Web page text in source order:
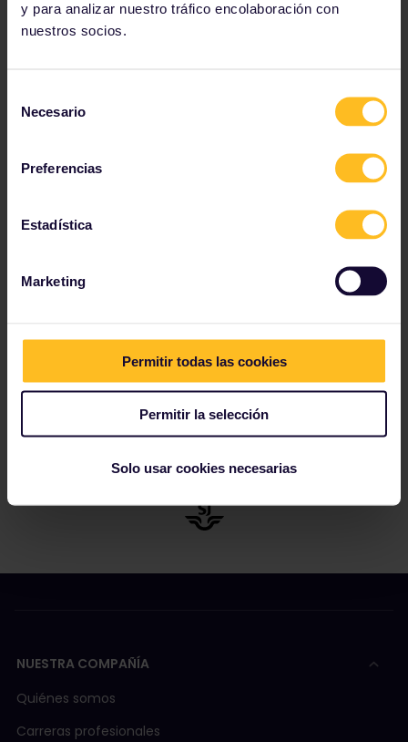
y para analizar nuestro tráfico encolaboración con
nuestros socios.
Necesario
Preferencias
Estadística
Marketing
Permitir todas las cookies
Permitir la selección
Solo usar cookies necesarias
Nuestros socios incluyen
NUESTRA COMPAÑÍA
Quiénes somos
Carreras profesionales